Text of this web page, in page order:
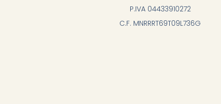
P.IVA 04433910272
C.F. MNRRRT69T09L736G